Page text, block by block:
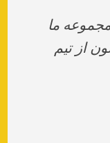
ما
از تیم